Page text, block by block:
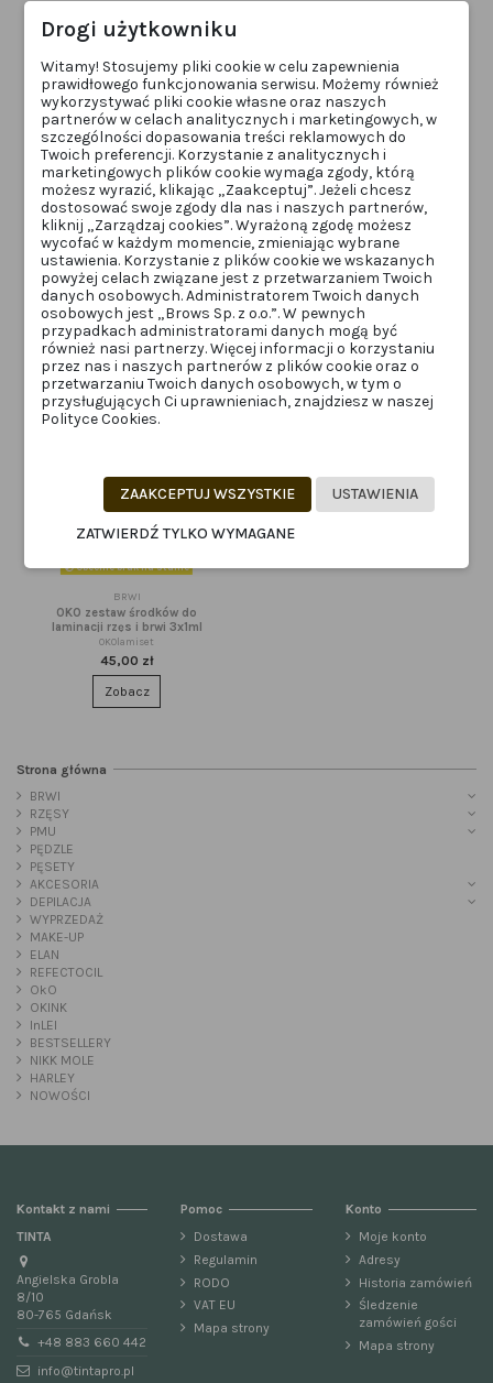
Obecnie brak na stanie
BRWI
OKO farba do brwi i rzęs H20
Liquid Hybrid Tint Brown 7.62 15
ml
OKOtint-BROWN
49,00 zł
Zobacz
Obecnie brak na stanie
BRWI
OKO Utleniacz Cream Oxidant
3%, 30 ml
OKO-oxidant
49,00 zł
Zobacz
Obecnie brak na stanie
BRWI
OKO zestaw środków do
laminacji rzęs i brwi 3x1ml
OKOlamiset
45,00 zł
Zobacz
Strona główna
BRWI
RZĘSY
PMU
PĘDZLE
PĘSETY
AKCESORIA
DEPILACJA
WYPRZEDAŻ
MAKE-UP
ELAN
REFECTOCIL
OkO
OKINK
InLEI
BESTSELLERY
NIKK MOLE
HARLEY
NOWOŚCI
Kontakt z nami
TINTA
Angielska Grobla
8/10
80-765 Gdańsk
+48 883 660 442
info@tintapro.pl
Pomoc
Dostawa
Regulamin
RODO
VAT EU
Mapa strony
Konto
Moje konto
Adresy
Historia zamówień
Śledzenie
zamówień gości
Mapa strony
Drogi użytkowniku
Witamy! Stosujemy pliki cookie w celu zapewnienia
prawidłowego funkcjonowania serwisu. Możemy również
wykorzystywać pliki cookie własne oraz naszych
partnerów w celach analitycznych i marketingowych, w
szczególności dopasowania treści reklamowych do
Twoich preferencji. Korzystanie z analitycznych i
marketingowych plików cookie wymaga zgody, którą
możesz wyrazić, klikając „Zaakceptuj”. Jeżeli chcesz
dostosować swoje zgody dla nas i naszych partnerów,
kliknij „Zarządzaj cookies”. Wyrażoną zgodę możesz
wycofać w każdym momencie, zmieniając wybrane
ustawienia. Korzystanie z plików cookie we wskazanych
powyżej celach związane jest z przetwarzaniem Twoich
danych osobowych. Administratorem Twoich danych
osobowych jest „Brows Sp. z o.o.”. W pewnych
przypadkach administratorami danych mogą być
również nasi partnerzy. Więcej informacji o korzystaniu
przez nas i naszych partnerów z plików cookie oraz o
przetwarzaniu Twoich danych osobowych, w tym o
przysługujących Ci uprawnieniach, znajdziesz w naszej
Polityce Cookies.
USTAWIENIA
ZAAKCEPTUJ WSZYSTKIE
ZATWIERDŹ TYLKO WYMAGANE